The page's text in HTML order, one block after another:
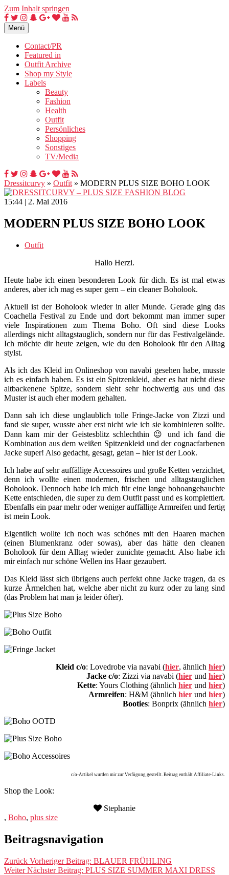
Zum Inhalt springen
Menü
Contact/PR
Featured in
Outfit Archive
Shop my Style
Labels
Beauty
Fashion
Health
Outfit
Persönliches
Shopping
Sonstiges
TV/Media
Dressitcurvy » Outfit » MODERN PLUS SIZE BOHO LOOK
15:44 | 2. Mai 2016
MODERN PLUS SIZE BOHO LOOK
Outfit
Hallo Herzi.
Heute habe ich einen besonderen Look für dich. Es ist mal etwas
anderes, aber ich mag es super gern – ein cleaner Boholook.
Aktuell ist der Boholook wieder in aller Munde. Gerade ging das
Coachella Festival zu Ende und dort bekommt man immer super
viele Inspirationen zum Thema Boho. Oft sind diese Looks
allerdings nicht alltagstauglich, sondern nur für das Festivalgelände.
Ich möchte dir heute zeigen, wie du den Boholook für den Alltag
stylst.
Als ich das Kleid im Onlineshop von navabi gesehen habe, musste
ich es einfach haben. Es ist ein Spitzenkleid, aber es hat nicht diese
altbackenene Spitze, sondern sieht sehr hochwertig aus und das
Muster ist auch eher modern gehalten.
Dann sah ich diese unglaublich tolle Fringe-Jacke von Zizzi und
fand sie super, wusste aber erst nicht wie ich sie kombinieren sollte.
Dann kam mir der Geistesblitz schlechthin 😉 und ich fand die
Kombination aus dem weißen Spitzenkleid und der cognacfarbenen
Jacke super! Also gedacht, gesagt, getan – hier ist der Look.
Ich habe auf sehr auffällige Accessoires und große Ketten verzichtet,
denn ich wollte einen modernen, frischen und alltagstauglichen
Boholook. Dennoch habe ich mich für eine lange bohoangehauchte
Kette entschieden, die super zu dem Outfit passt und es komplettiert.
Ebenfalls ein paar mehr oder weniger auffällige Armreifen und fertig
ist mein Look.
Eigentlich wollte ich noch was schönes mit den Haaren machen
(einen Blumenkranz oder sowas), aber das hätte den cleanen
Boholook für dem Alltag wieder zunichte gemacht. Also habe ich
mir einfach nur schöne Wellen ins Haar gezaubert.
Das Kleid lässt sich übrigens auch perfekt ohne Jacke tragen, da es
kurze Ärmelchen hat, welche aber nicht zu kurz oder zu lang sind
(das Problem hat man ja leider öfter).
Kleid c/o: Lovedrobe via navabi (hier, ähnlich hier)
Jacke c/o: Zizzi via navabi (hier und hier)
Kette: Yours Clothing (ähnlich hier und hier)
Armreifen: H&M (ähnlich hier und hier)
Booties: Bonprix (ähnlich hier)
c/o-Artikel wurden mir zur Verfügung gestellt. Beitrag enthält Affiliate-Links.
Shop the Look:
Stephanie
, Boho, plus size
Beitragsnavigation
Zurück Vorheriger Beitrag: BLAUER FRÜHLING
Weiter Nächster Beitrag: PLUS SIZE SUMMER MAXI DRESS